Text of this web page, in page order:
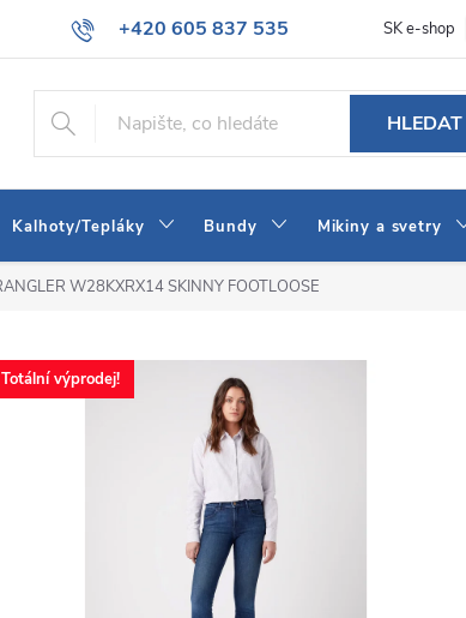
+420 605 837 535
info@jeans-shop.cz
Obchodní podmínky Naše prodejna Blog
SK e-shop
HLEDAT
Kalhoty/Tepláky Bundy Mikiny a svetry
W28KXRX14 SKINNY FOOTLOOSE
Totální výprodej!